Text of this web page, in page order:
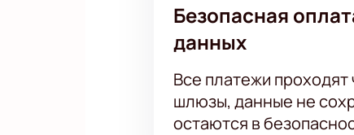
Безопасная
данных
Все платежи
шлюзы, данные не
остаются в